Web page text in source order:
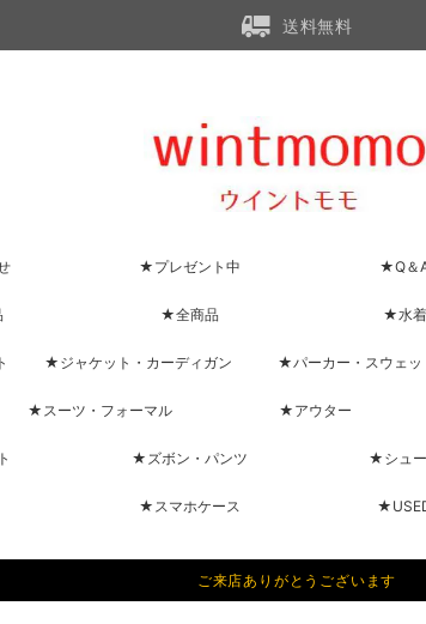
送料無料
★プレゼント中 ★Q＆
★全商品 ★水着
★ジャケット・カーディガン ★パーカー・スウェッ
★スーツ・フォーマル ★アウター
★ズボン・パンツ ★シュ
★スマホケース
ご来店ありがとうございます